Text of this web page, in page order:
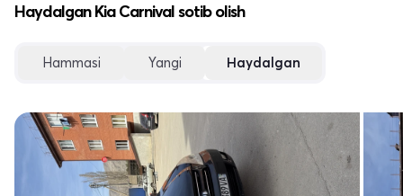
Haydalgan Kia Carnival sotib olish
Hammasi Yangi Haydalgan